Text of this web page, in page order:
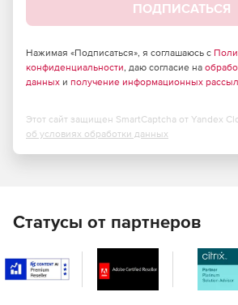
ПОДПИСАТЬСЯ
Нажимая «Подписаться», я соглашаюсь с
конфиденциальности, даю согласие на
данных и получение информационных
Этот сайт защищен SmartCaptcha от Yandex
об условиях обработки данных
Статусы от партнеров